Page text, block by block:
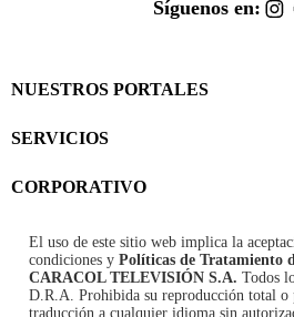
Síguenos en:
NUESTROS PORTALES
SERVICIOS
CORPORATIVO
El uso de este sitio web implica la
condiciones y Políticas de Tratamiento
CARACOL TELEVISIÓN S.A. Todos
D.R.A. Prohibida su reproducción total o
traducción a cualquier idioma sin